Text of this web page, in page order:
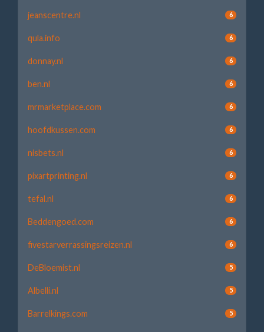
jeanscentre.nl 6
qula.info 6
donnay.nl 6
ben.nl 6
mrmarketplace.com 6
hoofdkussen.com 6
nisbets.nl 6
pixartprinting.nl 6
tefal.nl 6
Beddengoed.com 6
fivestarverrassingsreizen.nl 6
DeBloemist.nl 5
Albelli.nl 5
Barrelkings.com 5